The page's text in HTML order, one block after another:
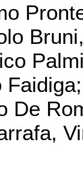
Faidiga;
De